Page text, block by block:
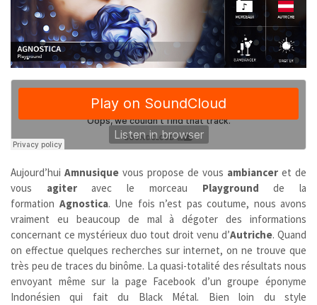
Aujourd’hui Amnusique vous propose de vous ambiancer et de
vous agiteravec le morceau Playground de la
formation Agnostica. Une fois n’est pas coutume, nous avons
vraiment eu beaucoup de mal à dégoter des informations
concernant ce mystérieux duo tout droit venu d’Autriche. Quand
on effectue quelques recherches sur internet, on ne trouve que
très peu de traces du binôme. La quasi-totalité des résultats nous
envoyant même sur la page Facebook d’un groupe éponyme
Indonésien qui fait du Black Métal. Bien loin du style